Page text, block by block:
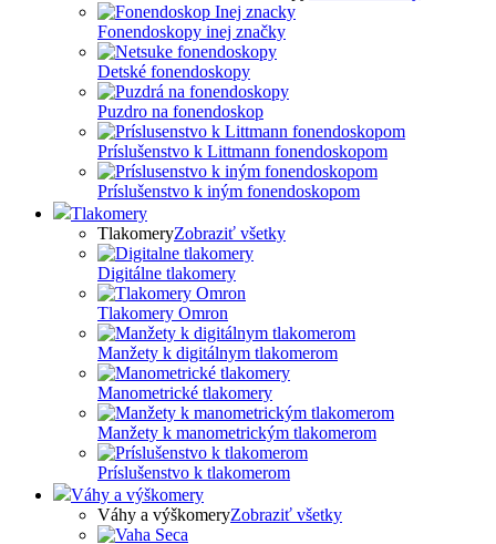
Fonendoskopy inej značky
Detské fonendoskopy
Puzdro na fonendoskop
Príslušenstvo k Littmann fonendoskopom
Príslušenstvo k iným fonendoskopom
Tlakomery
TlakomeryZobraziť všetky
Digitálne tlakomery
Tlakomery Omron
Manžety k digitálnym tlakomerom
Manometrické tlakomery
Manžety k manometrickým tlakomerom
Príslušenstvo k tlakomerom
Váhy a výškomery
Váhy a výškomeryZobraziť všetky